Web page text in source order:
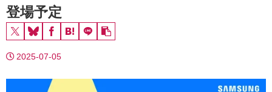
登場予定
2025-07-05